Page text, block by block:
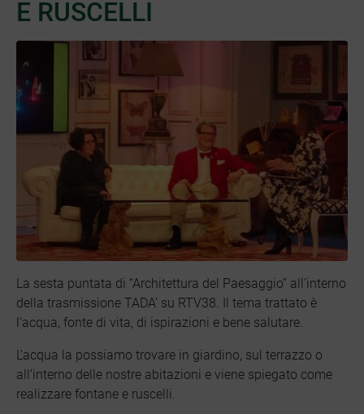
E RUSCELLI
La sesta puntata di “Architettura del Paesaggio” all’interno
della trasmissione TADA’ su RTV38. Il tema trattato è
l’acqua, fonte di vita, di ispirazioni e bene salutare.
L’acqua la possiamo trovare in giardino, sul terrazzo o
all’interno delle nostre abitazioni e viene spiegato come
realizzare fontane e ruscelli.